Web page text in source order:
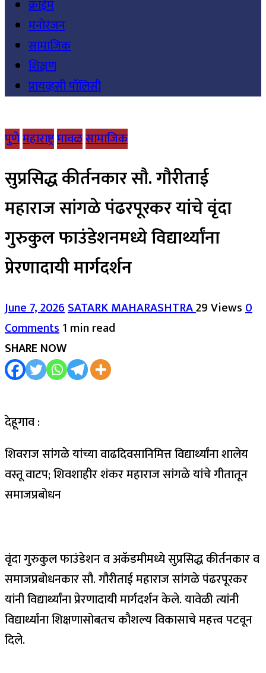
क्राईम
मनोरंजन
सामाजिक
शिक्षण
प्रायव्हसी पॉलिसी
पुणेमहाराष्ट्रमावळसामाजिक
सुप्रसिद्ध कीर्तनकार सौ. गौरीताई
महाराज सांगळे पंढरपूरकर यांचे वृंदा
गुरुकुल फाउंडेशनमध्ये विद्यार्थ्यांना
प्रेरणादायी मार्गदर्शन
June 7, 2026SATARK MAHARASHTRA29 Views0
Comments1 min read
SHARE NOW
देहूगाव :
शिवराज सांगळे यांच्या वाढदिवसानिमित्त विद्यार्थ्यांना शालेय
वस्तू वाटप; शिवशाहीर शंकर महाराज सांगळे यांचे गीतातून
समाजप्रबोधन
वृंदा गुरुकुल फाउंडेशन व अकॅडमीमध्ये सुप्रसिद्ध कीर्तनकार व
समाजप्रबोधनकार सौ. गौरीताई महाराज सांगळे पंढरपूरकर
यांनी विद्यार्थ्यांना प्रेरणादायी मार्गदर्शन केले. यावेळी त्यांनी
विद्यार्थ्यांना शिक्षणासोबतच कौशल्य विकासाचे महत्त्व पटवून
दिले.